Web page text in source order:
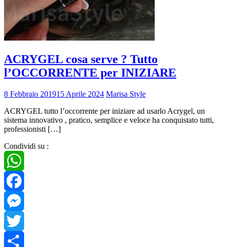
ACRYGEL cosa serve ? Tutto
l’OCCORRENTE per INIZIARE
8 Febbraio 201915 Aprile 2024 Marisa Style
ACRYGEL tutto l’occorrente per iniziare ad usarlo Acrygel, un
sistema innovativo , pratico, semplice e veloce ha conquistato tutti,
professionisti […]
Condividi su :
WhatsApp
Facebook
Messenger
Twitter